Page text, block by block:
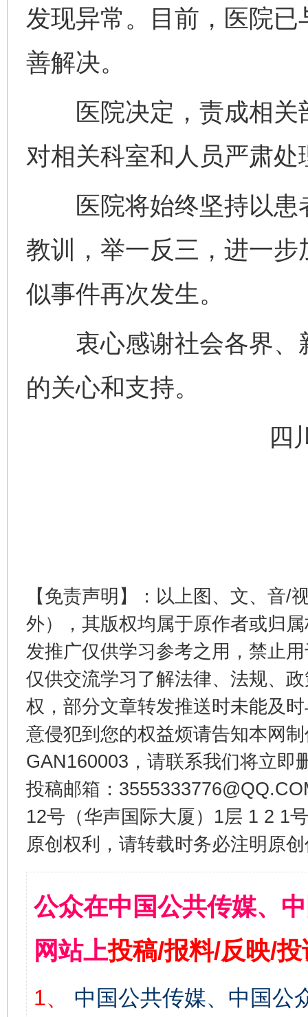
发现异常。目前，医院
善解决。
医院决定，责成相关
对相关科室和人员严肃
医院将始终坚持以患
教训，举一反三，进一
似事件再次发生。
衷心感谢社会各界、
的关心和支持。
四
【免责声明】：以上图、文、音/
外），其版权均属于原作者或归
发推广仅供学习参考之用，禁止
仅供交流学习了解法律、法规、
权，部分文章转发推送时未能及
意侵犯到您的权益烦请告知本网
GAN160003，请联系我们将立即
投稿邮箱：
12号（华声国际大厦）1层 1 2 1
原创权利，请转载时务必注明原
公众在中国公共传媒、
网站上投稿/报料/反映/
1、 中国公共传媒、中国公